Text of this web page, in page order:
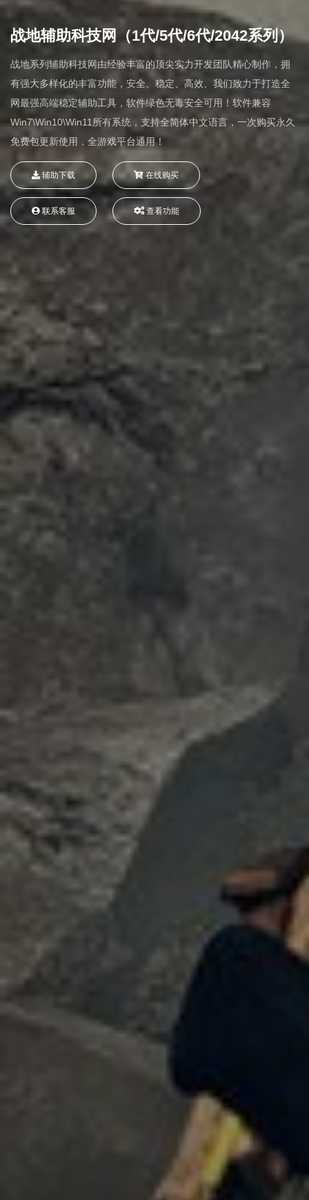
战地辅助科技网（1代/5代/6代/2042系列）
战地系列辅助科技网由经验丰富的顶尖实力开发团队精心制作，拥
有强大多样化的丰富功能，安全、稳定、高效、我们致力于打造全
网最强高端稳定辅助工具，软件绿色无毒安全可用！软件兼容
Win7\Win10\Win11所有系统，支持全简体中文语言，一次购买永久
免费包更新使用，全游戏平台通用！
辅助下载 在线购买
联系客服 查看功能